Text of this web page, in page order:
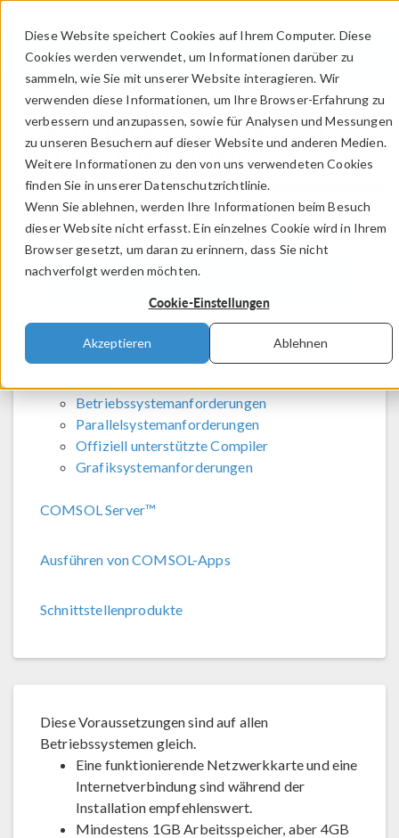
Diese Website speichert Cookies auf Ihrem Computer. Diese
Cookies werden verwendet, um Informationen darüber zu
sammeln, wie Sie mit unserer Website interagieren. Wir
verwenden diese Informationen, um Ihre Browser-Erfahrung zu
verbessern und anzupassen, sowie für Analysen und Messungen
zu unseren Besuchern auf dieser Website und anderen Medien.
Weitere Informationen zu den von uns verwendeten Cookies
finden Sie in unserer Datenschutzrichtlinie.
Wenn Sie ablehnen, werden Ihre Informationen beim Besuch
dieser Website nicht erfasst. Ein einzelnes Cookie wird in Ihrem
Browser gesetzt, um daran zu erinnern, dass Sie nicht
nachverfolgt werden möchten.
Cookie-Einstellungen
Akzeptieren Ablehnen
ANMELDEN KONTAKT
Systemvoraussetzungen - 5.1
COMSOL Multiphysics
COMSOL Version 5.1
Betriebssystemanforderungen
Parallelsystemanforderungen
Offiziell unterstützte Compiler
Grafiksystemanforderungen
COMSOL Server™
Ausführen von COMSOL-Apps
Schnittstellenprodukte
Diese Voraussetzungen sind auf allen
Betriebssystemen gleich.
Eine funktionierende Netzwerkkarte und eine
Internetverbindung sind während der
Installation empfehlenswert.
Mindestens 1GB Arbeitsspeicher, aber 4GB